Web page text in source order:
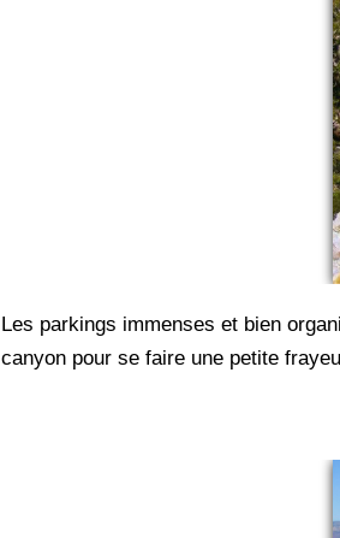
Les parkings immenses et bien
canyon pour se faire une petite